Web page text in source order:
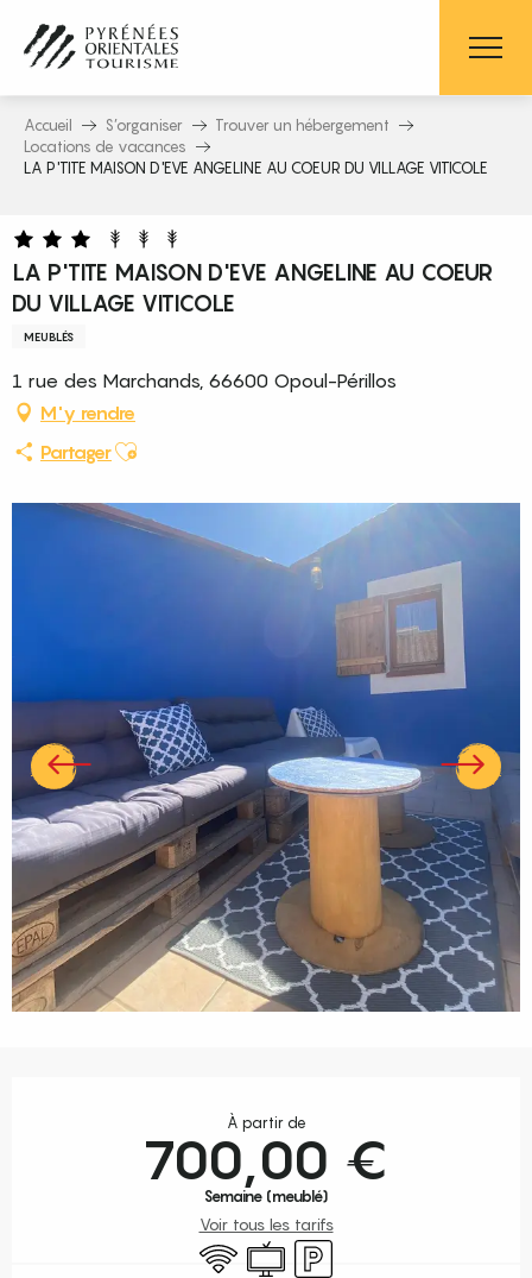
contenu
principal
Accueil S’organiser
Trouver un hébergement
Locations de vacances
LA P'TITE MAISON D'EVE ANGELINE AU COEUR DU VILLAGE VITICOLE
LA P'TITE MAISON D'EVE ANGELINE AU COEUR
DU VILLAGE VITICOLE
MEUBLÉS
1 rue des Marchands, 66600 Opoul-Périllos
M'y rendre
PartagerAjouter aux favoris
À partir de
700,00 €
Semaine (meublé)
Voir tous les tarifs
WiFi Télévision
Parking